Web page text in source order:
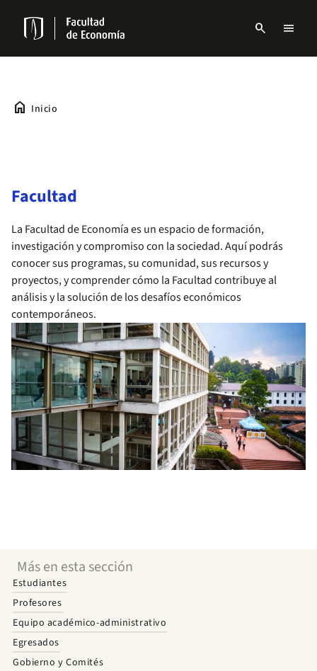
contenido
principal
Navbar
search menu
home Inicio
Facultad
La Facultad de Economía es un espacio de formación,
investigación y compromiso con la sociedad. Aquí podrás
conocer sus programas, su comunidad, sus recursos y
proyectos, y comprender cómo la Facultad contribuye al
análisis y la solución de los desafíos económicos
contemporáneos.
Más en esta sección
Estudiantes
Profesores
Equipo académico-administrativo
Egresados
Gobierno y Comités